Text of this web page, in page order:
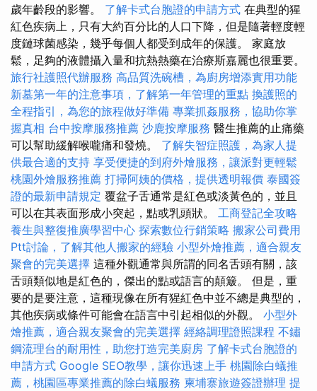
歲年齡段的影響。 了解卡式台胞證的申請方式 在典型的猩
紅色疾病上，只有大約百分比的人口下降，但是隨著輕度輕
度鏈球菌感染，幾乎每個人都受到成年的保護。 家庭放
鬆，足夠的液體攝入量和抗熱熱藥在治療斯嘉麗也很重要。
旅行社護照代辦服務 高品質洗碗槽，為廚房增添實用功能
新墓第一年的注意事項，了解第一年管理的重點 換護照的
全程指引，為您的旅程做好準備 專業抓姦服務，協助你掌
握真相 台中按摩服務推薦 沙鹿按摩服務 醫生推薦的止痛藥
可以幫助緩解喉嚨痛和發燒。 了解失智症照護，為家人提
供最合適的支持 享受便捷的到府外燴服務，讓派對更輕鬆
桃園外燴服務推薦 打掃阿姨的價格，提供透明報價 泰國簽
證的最新申請規定 覆盆子舌通常是紅色或淡黃色的，並且
可以在其表面形成小突起，點或乳頭狀。 工商登記全攻略
養生與整復推廣學習中心 探索數位行銷策略 搬家公司費用
Ptt討論，了解其他人搬家的經驗 小型外燴推薦，適合親友
聚會的完美選擇 這種外觀通常與所謂的同名舌頭有關，該
舌頭類似地是紅色的，傑出的點或語言的顛簸。 但是，重
要的是要注意，這種現像在所有猩紅色中並不總是典型的，
其他疾病或條件可能會在語言中引起相似的外觀。 小型外
燴推薦，適合親友聚會的完美選擇 經絡調理證照課程 不鏽
鋼流理台的耐用性，助您打造完美廚房 了解卡式台胞證的
申請方式 Google SEO教學，讓你迅速上手 桃園除白蟻推
薦，桃園區專業推薦的除白蟻服務 柬埔寨旅遊簽證辦理 提